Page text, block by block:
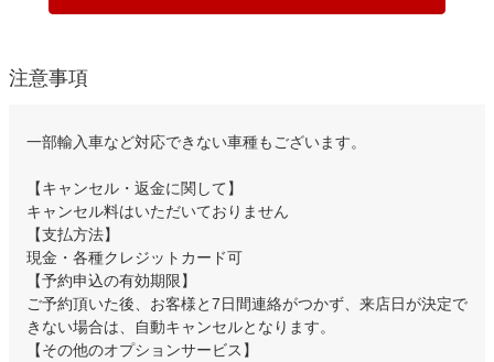
注意事項
一部輸入車など対応できない車種もございます。
【キャンセル・返金に関して】
キャンセル料はいただいておりません
【支払方法】
現金・各種クレジットカード可
【予約申込の有効期限】
ご予約頂いた後、お客様と7日間連絡がつかず、来店日が決定で
きない場合は、自動キャンセルとなります。
【その他のオプションサービス】